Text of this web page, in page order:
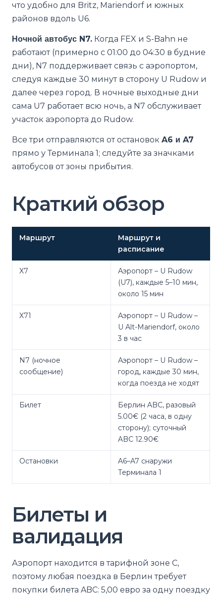
что удобно для Britz, Mariendorf и южных
районов вдоль U6.
Ночной автобус N7. Когда FEX и S-Bahn не
работают (примерно с 01:00 до 04:30 в будние
дни), N7 поддерживает связь с аэропортом,
следуя каждые 30 минут в сторону U Rudow и
далее через город. В ночные выходные дни
сама U7 работает всю ночь, а N7 обслуживает
участок аэропорта до Rudow.
Все три отправляются от остановок A6 и A7
прямо у Терминала 1; следуйте за значками
автобусов от зоны прибытия.
Краткий обзор
Маршрут
Маршрут и
расписание
X7
Аэропорт – U Rudow
(U7), каждые 5–10 мин,
около 15 мин
X71
Аэропорт – U Rudow –
U Alt-Mariendorf, около
3 в час
N7 (ночное
сообщение)
Аэропорт – U Rudow –
город, каждые 30 мин,
когда поезда не ходят
Билет
Берлин ABC, разовый
5.00€ (2 часа, в одну
сторону); суточный
ABC 12.90€
Остановки
A6–A7 снаружи
Терминала 1
Билеты и
валидация
Аэропорт находится в тарифной зоне C,
поэтому любая поездка в Берлин требует
покупки билета ABC: 5,00 евро за одну поездку